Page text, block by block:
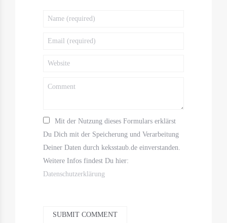
Mit der Nutzung dieses Formulars erklärst
Du Dich mit der Speicherung und Verarbeitung
Deiner Daten durch keksstaub.de einverstanden.
Weitere Infos findest Du hier:
Datenschutzerklärung
SUBMIT COMMENT